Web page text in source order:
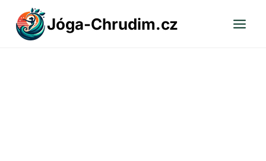
Přeskočit
obsah
Jóga-Chrudim.cz